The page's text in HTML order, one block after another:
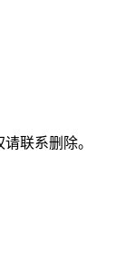
联系删除。